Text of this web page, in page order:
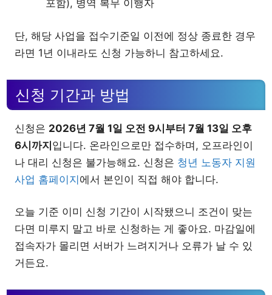
포함), 병역 복무 이행자
단, 해당 사업을 접수기준일 이전에 정상 종료한 경우
라면 1년 이내라도 신청 가능하니 참고하세요.
신청 기간과 방법
신청은 2026년 7월 1일 오전 9시부터 7월 13일 오후
6시까지입니다. 온라인으로만 접수하며, 오프라인이
나 대리 신청은 불가능해요. 신청은 청년 노동자 지원
사업 홈페이지에서 본인이 직접 해야 합니다.
오늘 기준 이미 신청 기간이 시작됐으니 조건이 맞는
다면 미루지 말고 바로 신청하는 게 좋아요. 마감일에
접속자가 몰리면 서버가 느려지거나 오류가 날 수 있
거든요.